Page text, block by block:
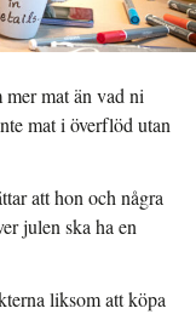
mat än vad ni
mat i överflöd utan
att hon och några
julen ska ha en
liksom att köpa